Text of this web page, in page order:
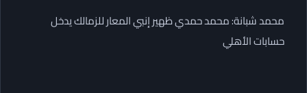
محمد شبانة: محمد حمدي ظهير إنبي المعار للزمالك يدخل
حسابات الأهلي